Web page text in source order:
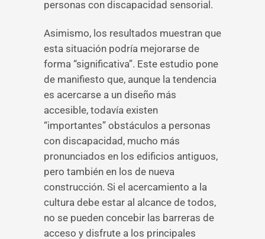
personas con discapacidad sensorial.
Asimismo, los resultados muestran que
esta situación podría mejorarse de
forma “significativa”. Este estudio pone
de manifiesto que, aunque la tendencia
es acercarse a un diseño más
accesible, todavía existen
“importantes” obstáculos a personas
con discapacidad, mucho más
pronunciados en los edificios antiguos,
pero también en los de nueva
construcción. Si el acercamiento a la
cultura debe estar al alcance de todos,
no se pueden concebir las barreras de
acceso y disfrute a los principales